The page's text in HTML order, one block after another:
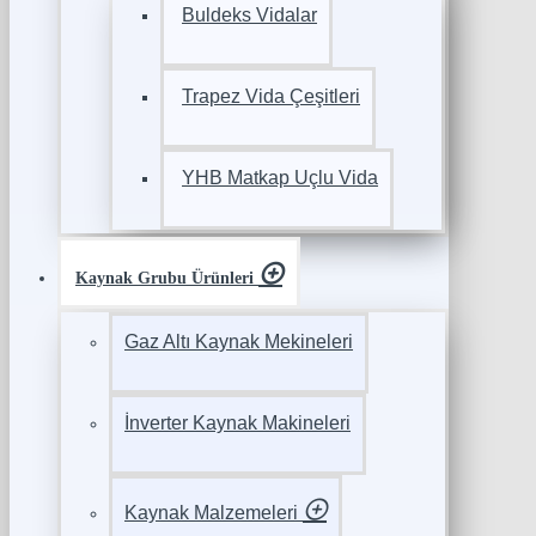
Buldeks Vidalar
Trapez Vida Çeşitleri
YHB Matkap Uçlu Vida
Kaynak Grubu Ürünleri
Gaz Altı Kaynak Mekineleri
İnverter Kaynak Makineleri
Kaynak Malzemeleri